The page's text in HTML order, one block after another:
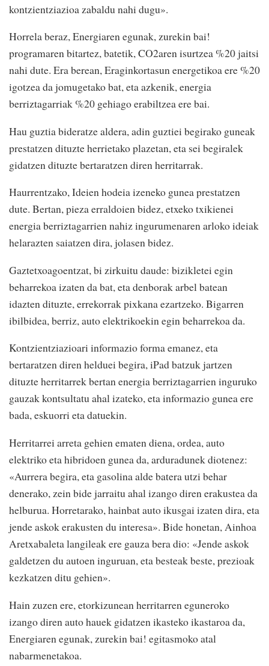
kontzientziazioa zabaldu nahi dugu».
Horrela beraz, Energiaren egunak, zurekin bai!
programaren bitartez, batetik, CO2aren isurtzea %20 jaitsi
nahi dute. Era berean, Eraginkortasun energetikoa ere %20
igotzea da jomugetako bat, eta azkenik, energia
berriztagarriak %20 gehiago erabiltzea ere bai.
Hau guztia bideratze aldera, adin guztiei begirako guneak
prestatzen dituzte herrietako plazetan, eta sei begiralek
gidatzen dituzte bertaratzen diren herritarrak.
Haurrentzako, Ideien hodeia izeneko gunea prestatzen
dute. Bertan, pieza erraldoien bidez, etxeko txikienei
energia berriztagarrien nahiz ingurumenaren arloko ideiak
helarazten saiatzen dira, jolasen bidez.
Gaztetxoagoentzat, bi zirkuitu daude: bizikletei egin
beharrekoa izaten da bat, eta denborak arbel batean
idazten dituzte, errekorrak pixkana ezartzeko. Bigarren
ibilbidea, berriz, auto elektrikoekin egin beharrekoa da.
Kontzientziazioari informazio forma emanez, eta
bertaratzen diren helduei begira, iPad batzuk jartzen
dituzte herritarrek bertan energia berriztagarrien inguruko
gauzak kontsultatu ahal izateko, eta informazio gunea ere
bada, eskuorri eta datuekin.
Herritarrei arreta gehien ematen diena, ordea, auto
elektriko eta hibridoen gunea da, arduradunek diotenez:
«Aurrera begira, eta gasolina alde batera utzi behar
denerako, zein bide jarraitu ahal izango diren erakustea da
helburua. Horretarako, hainbat auto ikusgai izaten dira, eta
jende askok erakusten du interesa». Bide honetan, Ainhoa
Aretxabaleta langileak ere gauza bera dio: «Jende askok
galdetzen du autoen inguruan, eta besteak beste, prezioak
kezkatzen ditu gehien».
Hain zuzen ere, etorkizunean herritarren eguneroko
izango diren auto hauek gidatzen ikasteko ikastaroa da,
Energiaren egunak, zurekin bai! egitasmoko atal
nabarmenetakoa.